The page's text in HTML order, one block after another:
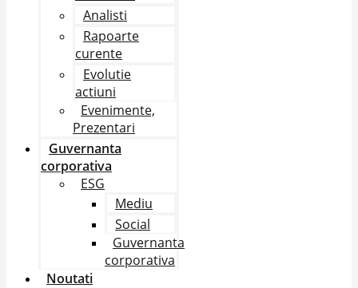
Analisti
Rapoarte
curente
Evolutie
actiuni
Evenimente,
Prezentari
Guvernanta
corporativa
ESG
Mediu
Social
Guvernanta
corporativa
Noutati